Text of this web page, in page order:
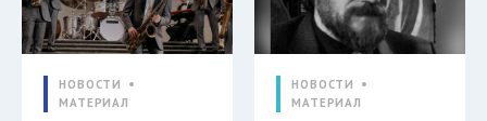
НОВОСТИ
МАТЕРИАЛ
НОВОСТИ
МАТЕРИАЛ